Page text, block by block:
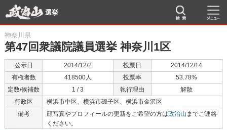
選挙
神奈川県
第47回衆議院議員選挙 神奈川1区
公示日 2014/12/2 投票日
2014/12/14
有権者数
418500人 投票率
53.78%
定数/候補数
1 / 3 執行理由
解散
行政区
横浜市中区、横浜市磯子区、横浜市金沢区
備考
顔写真やプロフィールの更新をご希望の方は政治山 までご連絡
ください。